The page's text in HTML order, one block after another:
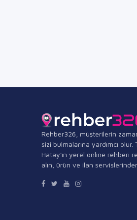
Rehber326, müşterilerin
sizi bulmalarına yardımcı
Hatay'ın yerel online rehberi
alın, ürün ve ilan